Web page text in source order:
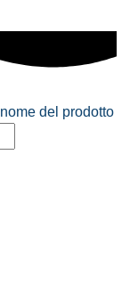
del prodotto